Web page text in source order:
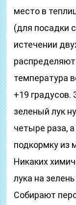
место в
(для посадки
истечении
температура
+19 градусов.
зеленый лук
четыре раза,
подкормку из
Никаких
лука на
Собирают